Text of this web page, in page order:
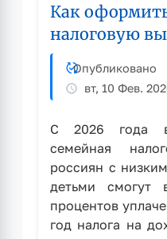
кандидатур
рубцовчан
для
Доску
Почета
Как
налоговую
Опубликовано
вт, 10 Фев.
С 2026 года в
семейная
россиян с
детьми смогут
процентов
год налога на